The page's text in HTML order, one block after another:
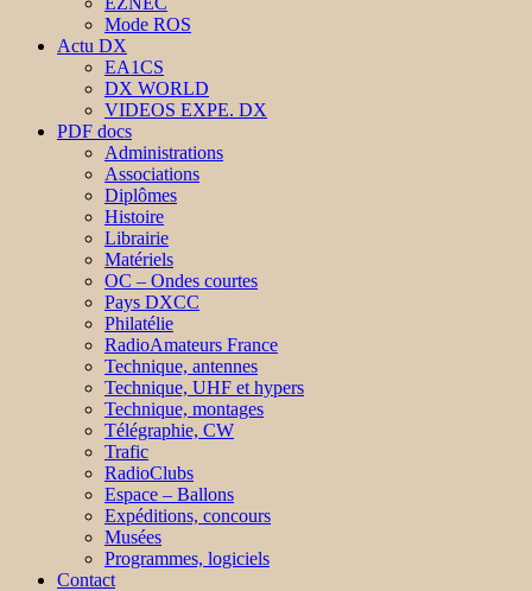
Mode ROS
Actu DX
EA1CS
DX WORLD
VIDEOS EXPE. DX
PDF docs
Administrations
Associations
Diplômes
Histoire
Librairie
Matériels
OC – Ondes courtes
Pays DXCC
Philatélie
RadioAmateurs France
Technique, antennes
Technique, UHF et hypers
Technique, montages
Télégraphie, CW
Trafic
RadioClubs
Espace – Ballons
Expéditions, concours
Musées
Programmes, logiciels
Contact